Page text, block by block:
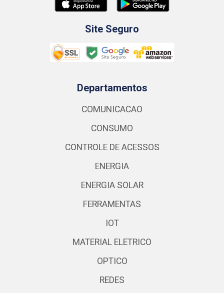
Site Seguro
Departamentos
COMUNICACAO
CONSUMO
CONTROLE DE ACESSOS
ENERGIA
ENERGIA SOLAR
FERRAMENTAS
IOT
MATERIAL ELETRICO
OPTICO
REDES